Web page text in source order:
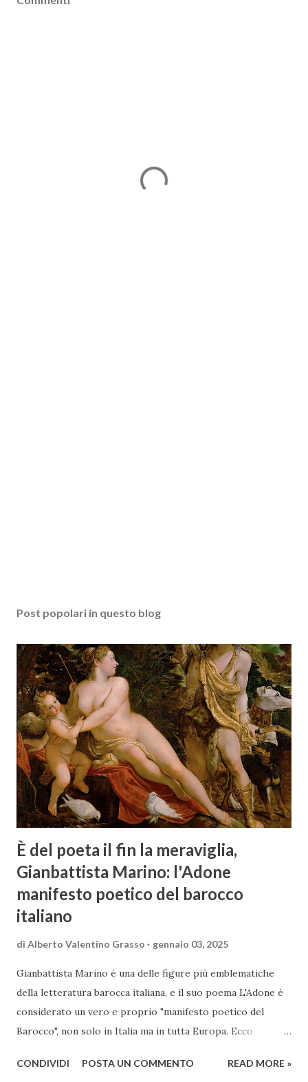
Post popolari in questo blog
È del poeta il fin la meraviglia,
Gianbattista Marino: l'Adone
manifesto poetico del barocco
italiano
di Alberto Valentino Grasso gennaio 03, 2025
Gianbattista Marino è una delle figure più emblematiche
della letteratura barocca italiana, e il suo poema L'Adone è
considerato un vero e proprio "manifesto poetico del
Barocco", non solo in Italia ma in tutta Europa. Ecco
rendono un'opera fondamentale per il periodo. Marino fu
CONDIVIDI POSTA UN COMMENTO READ MORE »